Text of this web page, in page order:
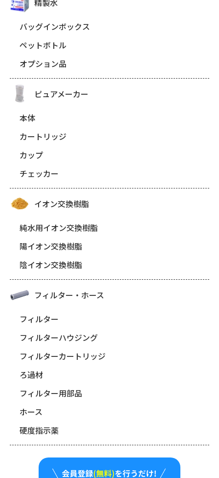
精製水
バッグインボックス
ペットボトル
オプション品
ピュアメーカー
本体
カートリッジ
カップ
チェッカー
イオン交換樹脂
純水用イオン交換樹脂
陽イオン交換樹脂
陰イオン交換樹脂
フィルター・ホース
フィルター
フィルターハウジング
フィルターカートリッジ
ろ過材
フィルター用部品
ホース
硬度指示薬